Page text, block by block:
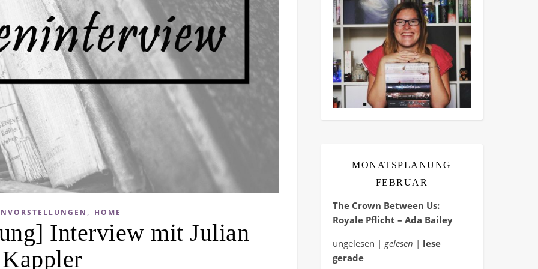
, HOME
Interview mit Julian
Kappler
MONATSPLANUNG
FEBRUAR
The Crown Between Us:
Royale Pflicht – Ada Bailey
ungelesen | gelesen | lese
gerade